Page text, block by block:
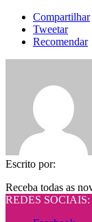
Compartilhar
Tweetar
Recomendar
Escrito por:
Receba todas as
REDES SOCIAIS: